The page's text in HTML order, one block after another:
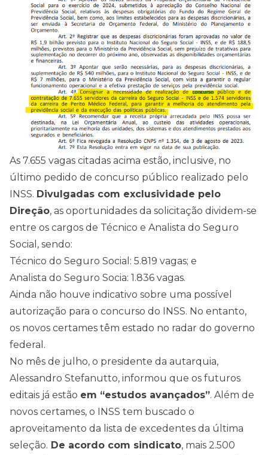
As 7.655 vagas citadas acima estão, inclusive, no
último pedido de concurso público realizado pelo
INSS. Divulgadas com exclusividade pelo
Direção, as oportunidades da solicitação dividem-se
entre os cargos de Técnico e Analista do Seguro
Social, sendo:
Técnico do Seguro Social: 5.819 vagas; e
Analista do Seguro Socia: 1.836 vagas.
Ainda não houve indicativo sobre uma possível
autorização para o concurso do INSS. No entanto,
os novos certames têm estado no radar do governo
federal.
No mês de julho, o presidente da autarquia,
Alessandro Stefanutto, informou que os futuros
editais já estão em “estudos avançados”. Além de
novos certames, o INSS tem buscado o
aproveitamento da lista de excedentes da última
seleção. De acordo com sindicato, mais 2.500